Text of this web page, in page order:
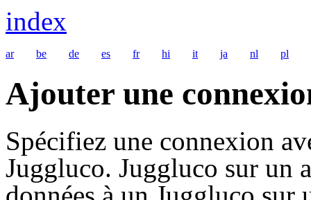
index
ar be de es fr hi it ja nl pl
Ajouter une
Spécifiez une connexion
Juggluco. Juggluco sur un